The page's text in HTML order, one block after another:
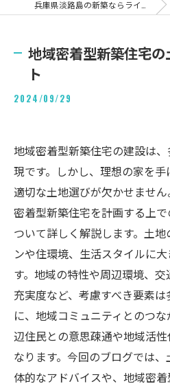
地域密着型新築住宅
ト
2024/09/29
地域密着型新築住宅の建設は
現です。しかし、理想の家を
適切な土地選びが欠かせませ
密着型新築住宅を計画する上
ついて詳しく解説します。土
ンや住環境、生活スタイルに
す。地域の特性や周辺環境、
充実度など、考慮すべき要素
に、地域コミュニティとのつ
辺住民との意思疎通や地域活
なります。今回のブログでは
体的なアドバイスや、地域密